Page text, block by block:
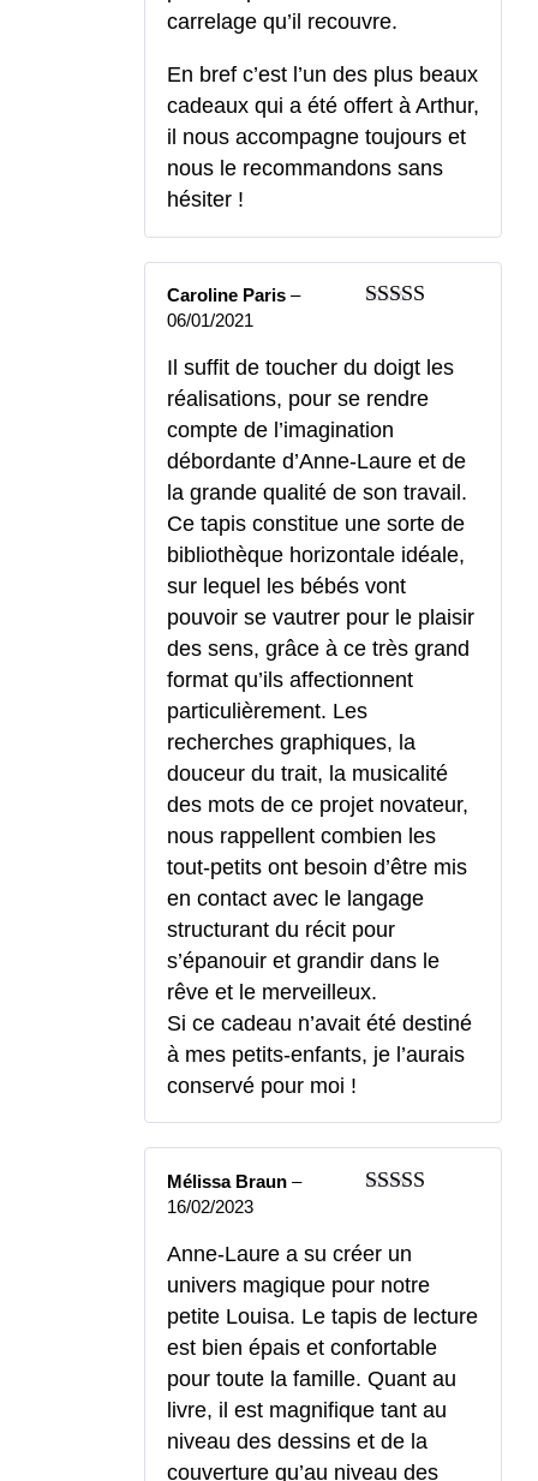
carrelage qu’il recouvre.
En bref c’est l’un des plus beaux
cadeaux qui a été offert à Arthur,
il nous accompagne toujours et
nous le recommandons sans
hésiter !
Caroline Paris –
06/01/2021
Il suffit de toucher du doigt les
réalisations, pour se rendre
compte de l’imagination
débordante d’Anne-Laure et de
la grande qualité de son travail.
Ce tapis constitue une sorte de
bibliothèque horizontale idéale,
sur lequel les bébés vont
pouvoir se vautrer pour le plaisir
des sens, grâce à ce très grand
format qu’ils affectionnent
particulièrement. Les
recherches graphiques, la
douceur du trait, la musicalité
des mots de ce projet novateur,
nous rappellent combien les
tout-petits ont besoin d’être mis
en contact avec le langage
structurant du récit pour
s’épanouir et grandir dans le
rêve et le merveilleux.
Si ce cadeau n’avait été destiné
à mes petits-enfants, je l’aurais
conservé pour moi !
Mélissa Braun –
16/02/2023
Anne-Laure a su créer un
univers magique pour notre
petite Louisa. Le tapis de lecture
est bien épais et confortable
pour toute la famille. Quant au
livre, il est magnifique tant au
niveau des dessins et de la
couverture qu’au niveau des